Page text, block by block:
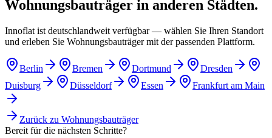
Wohnungsbauträger in anderen Städten.
Innoflat ist deutschlandweit verfügbar — wählen Sie Ihren Standort
und erleben Sie Wohnungsbauträger mit der passenden Plattform.
Berlin Bremen Dortmund
Dresden
Duisburg
Düsseldorf Essen Frankfurt am Main
Zurück zu Wohnungsbauträger
Bereit für die nächsten Schritte?